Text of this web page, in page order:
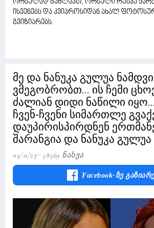
ორსულად გახლავთ, ორსული რუსკა
ისვენებს და კვიპროსიდან ახალ
გვიზიარებს.
მე და ნანუკა გულუა
ვმეგობრობთ... ის ჩემი
ძალიან დიდი ნაწილი
ჩვენ-ჩვენი სიმართლე
დაუპირისპირდნენ
შარანგია და ნანუკა გულუა
05/11/23 58569 Ნახვა
Facebook-Ზე